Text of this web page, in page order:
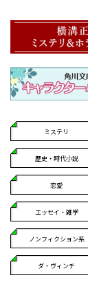
ミステリ
歴史・時代小説
恋愛
エッセイ・雑学
ノンフィクション系
ダ・ヴィンチ